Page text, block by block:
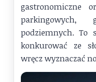
gastronomiczne
parkingowych,
podziemnych.
konkurować ze
wręcz wyznaczać